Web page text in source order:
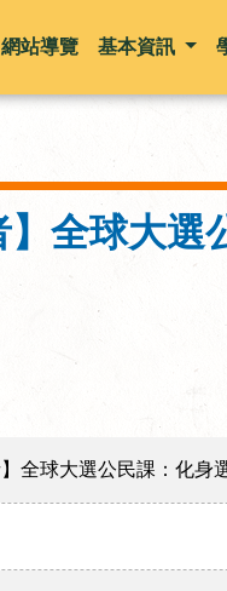
網站導覽 基本資訊
】全球大
全球大選公民課：化身